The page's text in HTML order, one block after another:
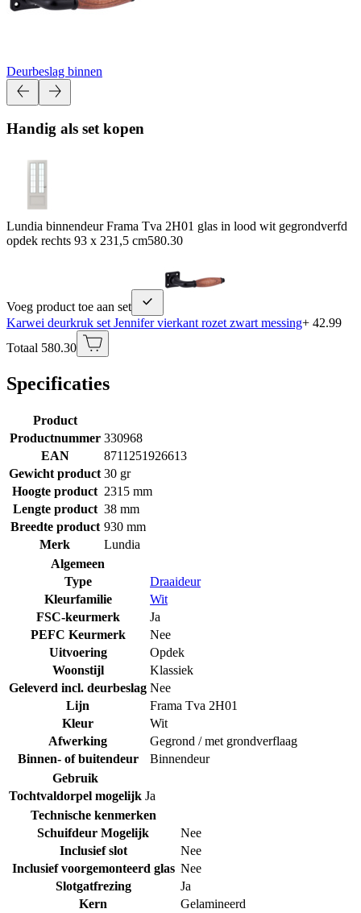
Deurbeslag binnen
Handig als set kopen
Lundia binnendeur Frama Tva 2H01 glas in lood wit gegrondverfd
opdek rechts 93 x 231,5 cm580.30
Voeg product toe aan set
Karwei deurkruk set Jennifer vierkant rozet zwart messing+ 42.99
Totaal 580.30
Specificaties
Product
Productnummer 330968
EAN
8711251926613
Gewicht product 30 gr
Hoogte product 2315 mm
Lengte product 38 mm
Breedte product 930 mm
Merk
Lundia
Algemeen
Type
Draaideur
Kleurfamilie
Wit
FSC-keurmerk
Ja
PEFC Keurmerk
Nee
Uitvoering
Opdek
Woonstijl
Klassiek
Geleverd incl. deurbeslag Nee
Lijn
Frama Tva 2H01
Kleur
Wit
Afwerking
Gegrond / met grondverflaag
Binnen- of buitendeur
Binnendeur
Gebruik
Tochtvaldorpel mogelijk Ja
Technische kenmerken
Schuifdeur Mogelijk
Nee
Inclusief slot
Nee
Inclusief voorgemonteerd glas Nee
Slotgatfrezing
Ja
Kern
Gelamineerd